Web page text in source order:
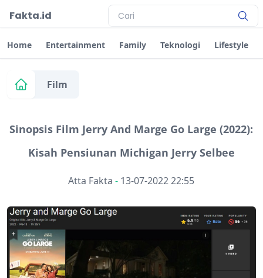
Fakta.id
Home Entertainment Family Teknologi Lifestyle
Film
Sinopsis Film Jerry And Marge Go Large (2022):
Kisah Pensiunan Michigan Jerry Selbee
Atta Fakta - 13-07-2022 22:55